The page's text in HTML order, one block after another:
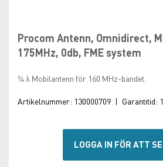
LADDA NER
Procom Antenn, Omnidirect,
175MHz, 0db, FME system
¼ λ Mobilantenn för 160 MHz-bandet.
Artikelnummer: 130000709 | Garantitid:
LOGGA IN FÖR ATT
the
images
gallery
beginning
of
the
gallery